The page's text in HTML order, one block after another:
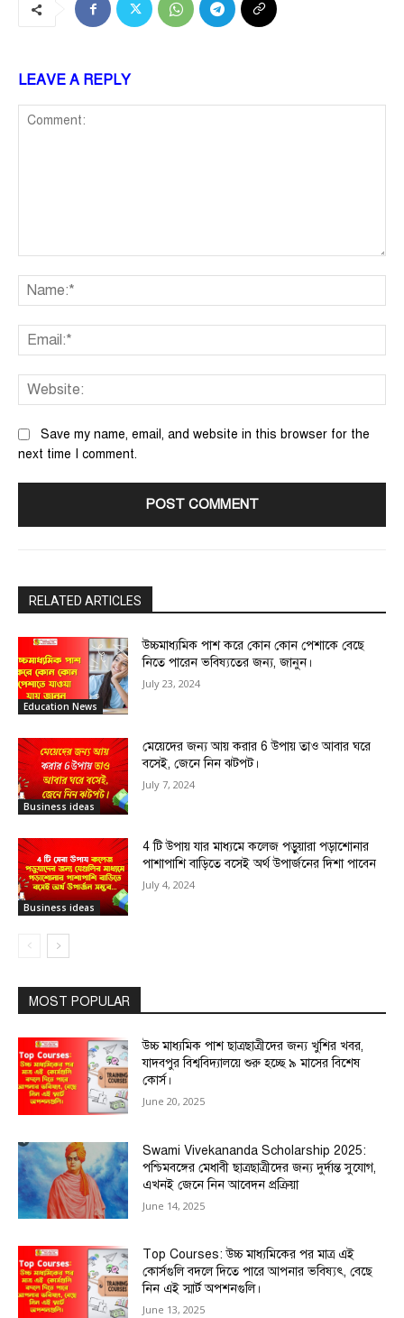
LEAVE A REPLY
Save my name, email, and website in this browser for the
next time I comment.
RELATED ARTICLES
Education News
উচ্চমাধ্যমিক পাশ করে কোন কোন পেশাকে বেছে
নিতে পারেন ভবিষ্যতের জন্য, জানুন।
July 23, 2024
Business ideas
মেয়েদের জন্য আয় করার 6 উপায় তাও আবার ঘরে
বসেই, জেনে নিন ঝটপট।
July 7, 2024
Business ideas
4 টি উপায় যার মাধ্যমে কলেজ পড়ুয়ারা পড়াশোনার
পাশাপাশি বাড়িতে বসেই অর্থ উপার্জনের দিশা পাবেন
July 4, 2024
MOST POPULAR
উচ্চ মাধ্যমিক পাশ ছাত্রছাত্রীদের জন্য খুশির খবর,
যাদবপুর বিশ্ববিদ্যালয়ে শুরু হচ্ছে ৯ মাসের বিশেষ
কোর্স।
June 20, 2025
Swami Vivekananda Scholarship 2025:
পশ্চিমবঙ্গের মেধাবী ছাত্রছাত্রীদের জন্য দুর্দান্ত সুযোগ,
এখনই জেনে নিন আবেদন প্রক্রিয়া
June 14, 2025
Top Courses: উচ্চ মাধ্যমিকের পর মাত্র এই
কোর্সগুলি বদলে দিতে পারে আপনার ভবিষ্যৎ, বেছে
নিন এই স্মার্ট অপশনগুলি।
June 13, 2025